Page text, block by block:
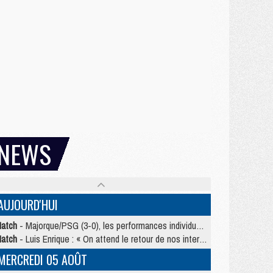
- Majorque/PSG (3-0), les performances individuelles
- Luis Enrique : « On attend le retour de nos internationaux »
05 AOÛT